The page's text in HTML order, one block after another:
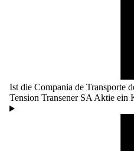
Ist die Compania de Transporte
Tension Transener SA Aktie ein